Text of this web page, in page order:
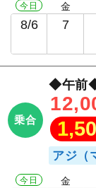
今日
8/6
金
7
乗合
◆午前
アジ（
今日 金